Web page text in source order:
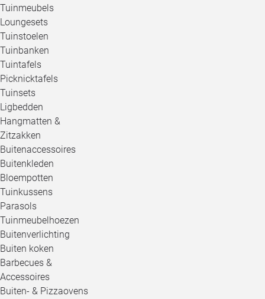
Tuinmeubels
Loungesets
Tuinstoelen
Tuinbanken
Tuintafels
Picknicktafels
Tuinsets
Ligbedden
Hangmatten &
Zitzakken
Buitenaccessoires
Buitenkleden
Bloempotten
Tuinkussens
Parasols
Tuinmeubelhoezen
Buitenverlichting
Buiten koken
Barbecues &
Accessoires
Buiten- & Pizzaovens